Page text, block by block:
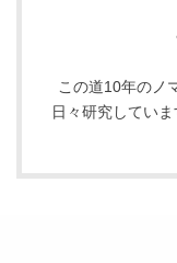
この道10年のノ
日々研究してい